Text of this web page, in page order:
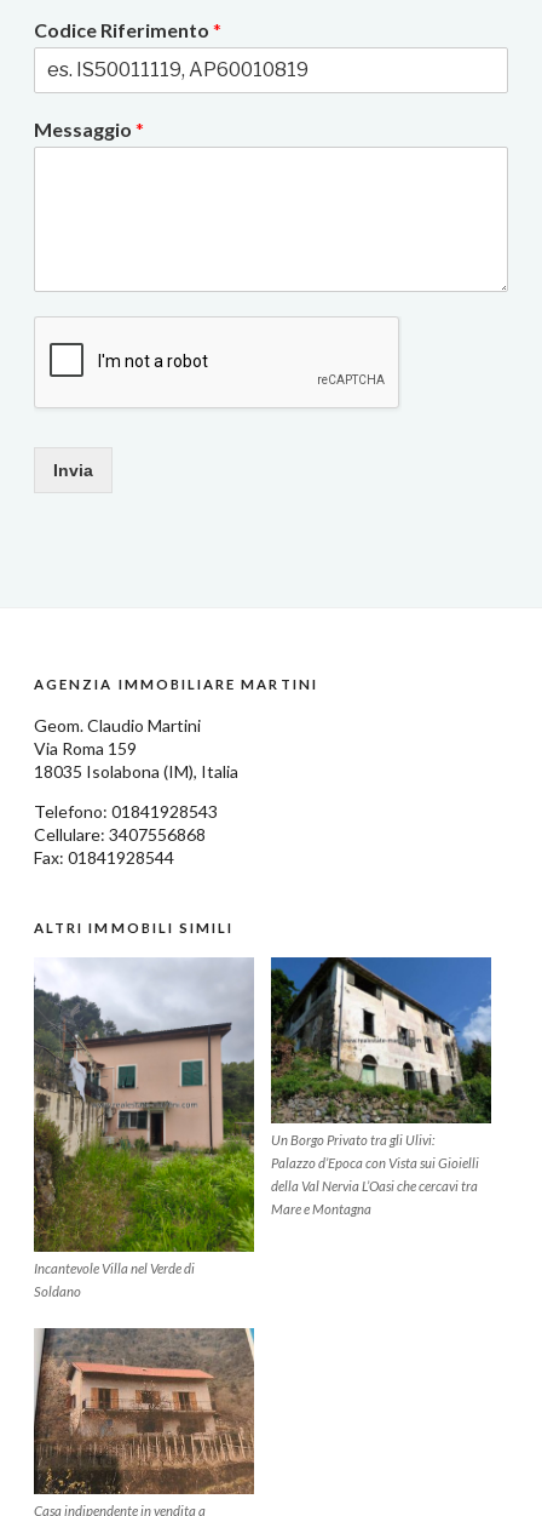
Codice Riferimento *
Messaggio *
Invia
AGENZIA IMMOBILIARE MARTINI
Geom.Claudio Martini
Via Roma 159
18035 Isolabona (IM), Italia
Telefono: 01841928543
Cellulare: 3407556868
Fax: 01841928544
ALTRI IMMOBILI SIMILI
Incantevole Villa nel Verde di
Soldano
Un Borgo Privato tra gli Ulivi:
Palazzo d’Epoca con Vista sui Gioielli
della Val Nervia L’Oasi che cercavi tra
Mare e Montagna
Casa indipendente in vendita a